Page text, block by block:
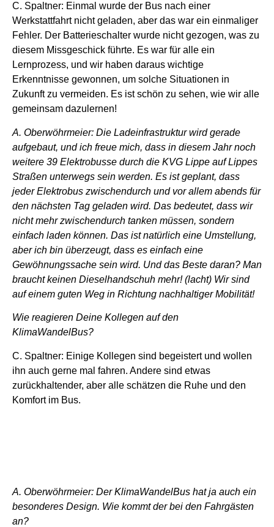
C. Spaltner: Einmal wurde der Bus nach einer
Werkstattfahrt nicht geladen, aber das war ein einmaliger
Fehler. Der Batterieschalter wurde nicht gezogen, was zu
diesem Missgeschick führte. Es war für alle ein
Lernprozess, und wir haben daraus wichtige
Erkenntnisse gewonnen, um solche Situationen in
Zukunft zu vermeiden. Es ist schön zu sehen, wie wir alle
gemeinsam dazulernen!
A. Oberwöhrmeier: Die Ladeinfrastruktur wird gerade
aufgebaut, und ich freue mich, dass in diesem Jahr noch
weitere 39 Elektrobusse durch die KVG Lippe auf Lippes
Straßen unterwegs sein werden. Es ist geplant, dass
jeder Elektrobus zwischendurch und vor allem abends für
den nächsten Tag geladen wird. Das bedeutet, dass wir
nicht mehr zwischendurch tanken müssen, sondern
einfach laden können. Das ist natürlich eine Umstellung,
aber ich bin überzeugt, dass es einfach eine
Gewöhnungssache sein wird. Und das Beste daran? Man
braucht keinen Dieselhandschuh mehr! (lacht) Wir sind
auf einem guten Weg in Richtung nachhaltiger Mobilität!
Wie reagieren Deine Kollegen auf den
KlimaWandelBus?
C. Spaltner: Einige Kollegen sind begeistert und wollen
ihn auch gerne mal fahren. Andere sind etwas
zurückhaltender, aber alle schätzen die Ruhe und den
Komfort im Bus.
A. Oberwöhrmeier: Der KlimaWandelBus hat ja auch ein
besonderes Design. Wie kommt der bei den Fahrgästen
an?